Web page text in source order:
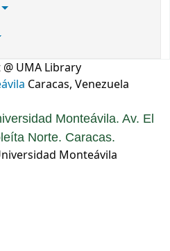
UMA Library
Caracas, Venezuela
Monteávila. Av. El
Norte. Caracas.
Monteávila